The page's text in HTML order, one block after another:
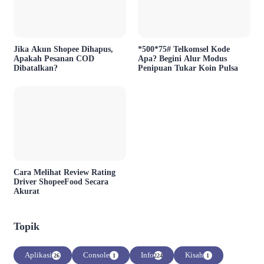
Jika Akun Shopee Dihapus,
Apakah Pesanan COD
Dibatalkan?
*500*75# Telkomsel Kode
Apa? Begini Alur Modus
Penipuan Tukar Koin Pulsa
Cara Melihat Review Rating
Driver ShopeeFood Secara
Akurat
Topik
Aplikasi 26 Console 1 Info224 Kisah 1